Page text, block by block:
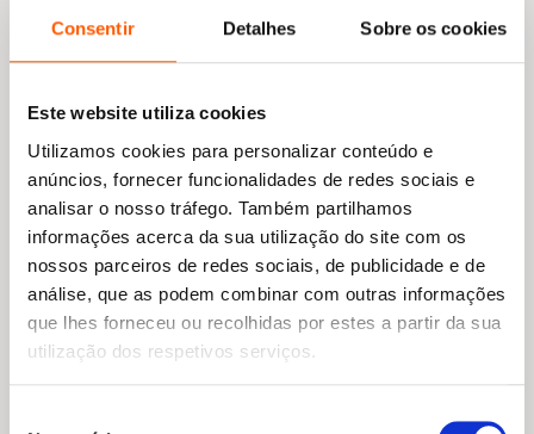
Consentir Detalhes Sobre os cookies
Este website utiliza cookies
Utilizamos cookies para personalizar conteúdo e
anúncios, fornecer funcionalidades de redes sociais e
analisar o nosso tráfego. Também partilhamos
informações acerca da sua utilização do site com os
nossos parceiros de redes sociais, de publicidade e de
análise, que as podem combinar com outras informações
que lhes forneceu ou recolhidas por estes a partir da sua
utilização dos respetivos serviços.
18,45€O
preço
original
era:
18,45 €.
16,61 €O
preço
atual
é:
16,61 €.
A Neve Estava Suja
Georges Simenon
20,99€ O
preço
original
era:
20,99 €.
18,89€O
é:
18,89 €.
Pequenas Cadeiras
Vermelhas
Edna O'Brien